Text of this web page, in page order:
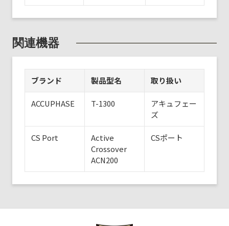
関連機器
ブランド 製品型名 取り扱い
ACCUPHASE T-1300
アキュフェー
ズ
CS Port
Active
Crossover
ACN200
CSポート